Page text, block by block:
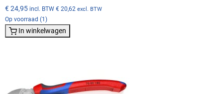
€ 24,95 incl. BTW € 20,62 excl. BTW
Op voorraad (1)
In winkelwagen